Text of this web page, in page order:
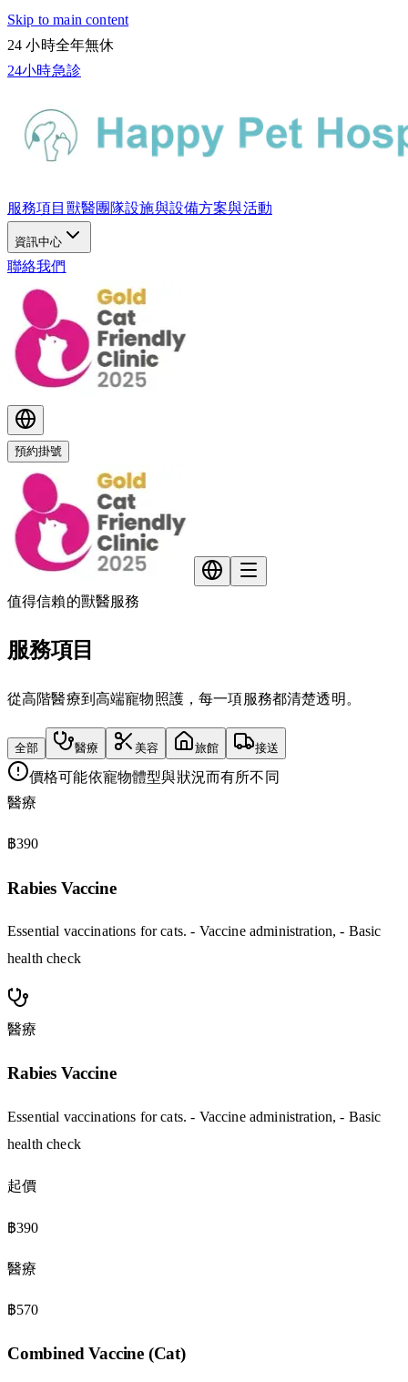
Skip to main content
24 小時全年無休
24小時急診
服務項目 獸醫團隊設施與設備方案與活動
資訊中心
聯絡我們
預約掛號
值得信賴的獸醫服務
服務項目
從高階醫療到高端寵物照護，每一項服務都清楚透明。
全部 醫療 美容 旅館 接送
價格可能依寵物體型與狀況而有所不同
醫療
฿390
Rabies Vaccine
Essential vaccinations for cats. - Vaccine administration, - Basic
health check
醫療
Rabies Vaccine
Essential vaccinations for cats. - Vaccine administration, - Basic
health check
起價
฿390
醫療
฿570
Combined Vaccine (Cat)